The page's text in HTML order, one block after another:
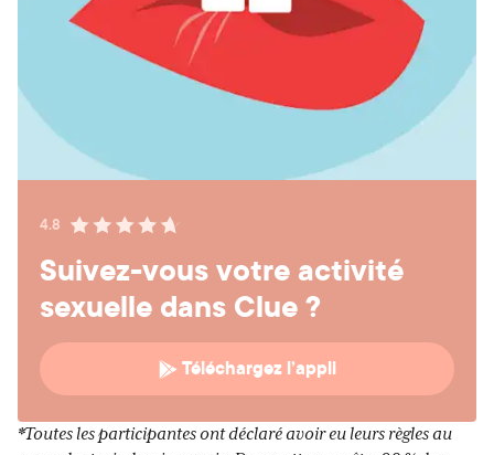
4.8
Suivez-vous votre activité
sexuelle dans Clue ?
Téléchargez l’appli
*Toutes les participantes ont déclaré avoir eu leurs règles au